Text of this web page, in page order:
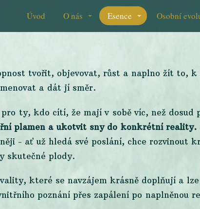
Úvod O nás Esence Osobní
tvořit, objevovat, růst a naplno žít to, k
a dát jí směr.
ty, kdo cítí, že mají v sobě víc, než dosud
plamen a ukotvit sny do konkrétní reality.
- ať už hledá své poslání, chce rozvinout
skutečné plody.
které se navzájem krásně doplňují a
poznání přes zapálení po naplněnou